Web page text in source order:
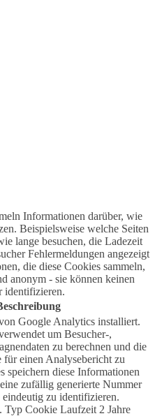
Informationen darüber, wie
Beispielsweise welche Seiten
lange besuchen, die Ladezeit
Fehlermeldungen angezeigt
die diese Cookies sammeln,
anonym - sie können keinen
identifizieren.
Google Analytics installiert.
um Besucher-,
zu berechnen und die
für einen Analysebericht zu
speichern diese Informationen
zufällig generierte Nummer
zu identifizieren.
Typ Cookie Laufzeit 2 Jahre